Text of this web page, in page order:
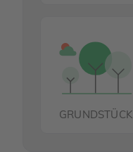
GRUNDSTÜCK